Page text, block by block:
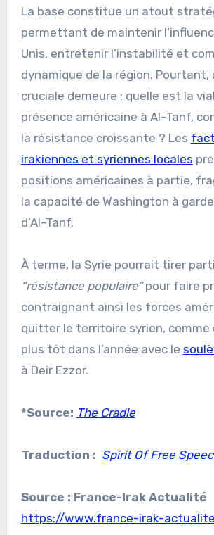
La base constitue un atout
permettant de maintenir
Unis, entretenir l’instabilité et
dynamique de la région. Pourtant,
cruciale demeure : quelle est la
présence américaine à Al-Tanf,
la résistance croissante ? Les
irakiennes et syriennes locales
positions américaines à partie,
la capacité de Washington à
d’Al-Tanf.
À terme, la Syrie pourrait tirer
“résistance populaire”pour faire
contraignant ainsi les forces
quitter le territoire syrien, comme
plus tôt dans l’année avec le
à Deir Ezzor.
*Source: The Cradle
Traduction : Spirit Of Free
Source : France-Irak Actualité
https://www.france-irak-